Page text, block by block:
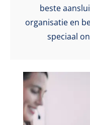
beste
organisatie en
speciaal